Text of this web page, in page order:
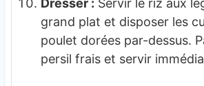
Dresser : Servir le riz aux
grand plat et disposer les
poulet dorées par-dessus.
persil frais et servir